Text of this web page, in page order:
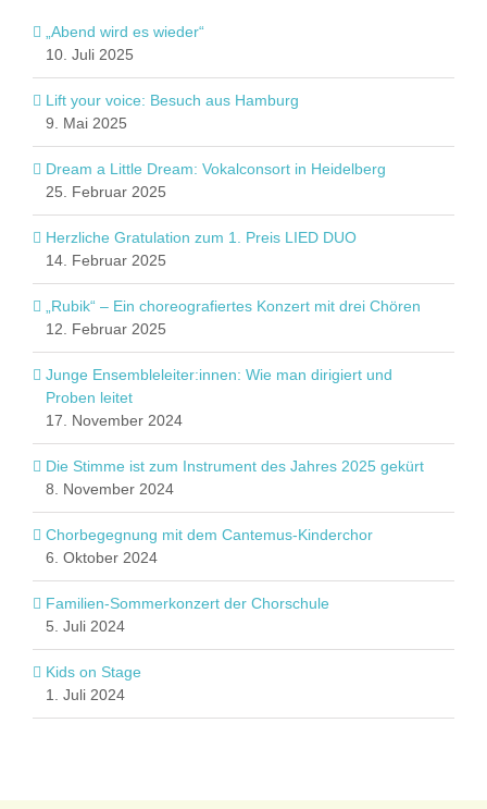
„Abend wird es wieder“
10. Juli 2025
Lift your voice: Besuch aus Hamburg
9. Mai 2025
Dream a Little Dream: Vokalconsort in Heidelberg
25. Februar 2025
Herzliche Gratulation zum 1. Preis LIED DUO
14. Februar 2025
„Rubik“ – Ein choreografiertes Konzert mit drei Chören
12. Februar 2025
Junge Ensembleleiter:innen: Wie man dirigiert und
Proben leitet
17. November 2024
Die Stimme ist zum Instrument des Jahres 2025 gekürt
8. November 2024
Chorbegegnung mit dem Cantemus-Kinderchor
6. Oktober 2024
Familien-Sommerkonzert der Chorschule
5. Juli 2024
Kids on Stage
1. Juli 2024